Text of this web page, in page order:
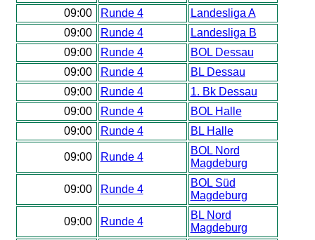
09:00 Runde 4
Landesliga A
09:00
Runde 4
Landesliga B
09:00
Runde 4
BOL Dessau
09:00
Runde 4
BL Dessau
09:00
Runde 4
1. Bk Dessau
09:00
Runde 4
BOL Halle
09:00
Runde 4 BL Halle
09:00 Runde 4
BOL Nord
Magdeburg
09:00 Runde 4
BOL Süd
Magdeburg
09:00 Runde 4
BL Nord
Magdeburg